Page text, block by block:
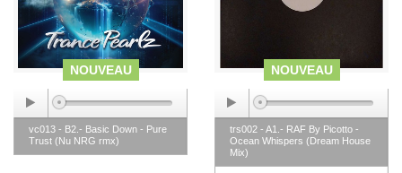
NOUVEAU
vc013 - B2.- Basic Down - Pure
Trust (Nu NRG rmx)
NOUVEAU
trs002 - A1.- RAF By Picotto -
Ocean Whispers (Dream House
Mix)